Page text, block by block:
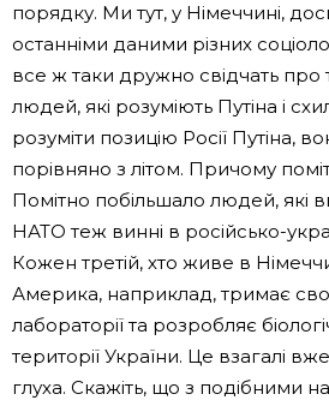
порядку. Ми тут, у Німеччині,
останніми даними різних
все ж таки дружно свідчать про
людей, які розуміють Путіна і
розуміти позицію Росії Путіна,
порівняно з літом. Причому
Помітно побільшало людей, які
НАТО теж винні в російсько-
Кожен третій, хто живе в
Америка, наприклад, тримає свої
лабораторії та розробляє
території України. Це взагалі
глуха. Скажіть, що з подібними